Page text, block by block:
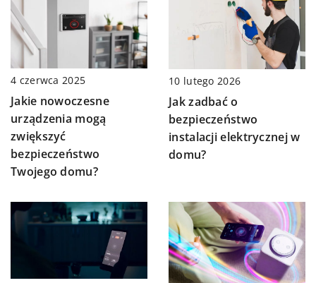
4 czerwca 2025
Jakie nowoczesne
urządzenia mogą
zwiększyć
bezpieczeństwo
Twojego domu?
10 lutego 2026
Jak zadbać o
bezpieczeństwo
instalacji elektrycznej w
domu?